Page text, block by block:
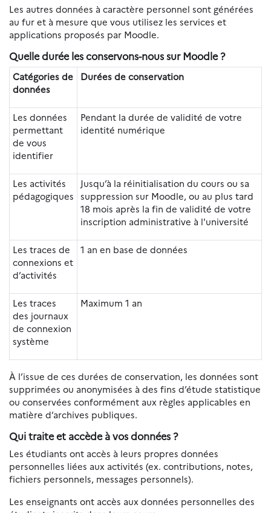
Les autres données à caractère personnel sont générées
au fur et à mesure que vous utilisez les services et
applications proposés par Moodle.
Quelle durée les conservons-nous sur Moodle ?
Catégories de
données
Durées de conservation
Les données
permettant
de vous
identifier
Pendant la durée de validité de votre
identité numérique
Les activités
pédagogiques
Jusqu’à la réinitialisation du cours ou sa
suppression sur Moodle, ou au plus tard
18 mois après la fin de validité de votre
inscription administrative à l'université
Les traces de
connexions et
d’activités
1 an en base de données
Les traces
des journaux
de connexion
système
Maximum 1 an
À l’issue de ces durées de conservation, les données sont
supprimées ou anonymisées à des fins d’étude statistique
ou conservées conformément aux règles applicables en
matière d’archives publiques.
Qui traite et accède à vos données ?
Les étudiants ont accès à leurs propres données
personnelles liées aux activités (ex. contributions, notes,
fichiers personnels, messages personnels).
Les enseignants ont accès aux données personnelles des